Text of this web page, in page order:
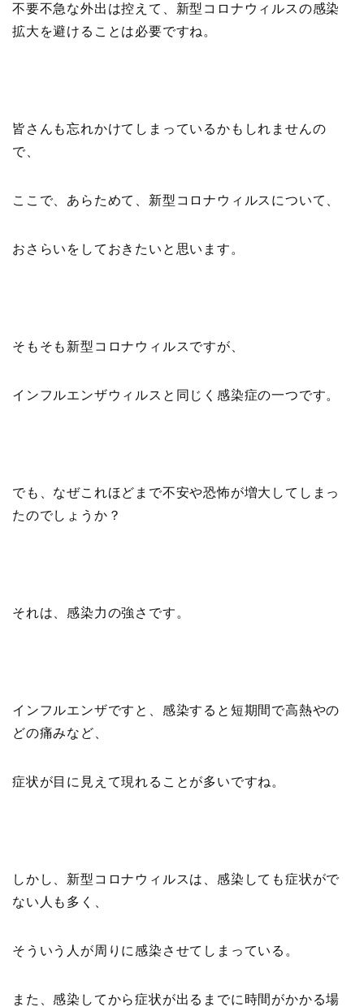
不要不急な外出は控えて、新型コロナウィルスの感染
拡大を避けることは必要ですね。
皆さんも忘れかけてしまっているかもしれませんの
で、
ここで、あらためて、新型コロナウィルスについて、
おさらいをしておきたいと思います。
そもそも新型コロナウィルスですが、
インフルエンザウィルスと同じく感染症の一つです。
でも、なぜこれほどまで不安や恐怖が増大してしまっ
たのでしょうか？
それは、感染力の強さです。
インフルエンザですと、感染すると短期間で高熱やの
どの痛みなど、
症状が目に見えて現れることが多いですね。
しかし、新型コロナウィルスは、感染しても症状がで
ない人も多く、
そういう人が周りに感染させてしまっている。
また、感染してから症状が出るまでに時間がかかる場